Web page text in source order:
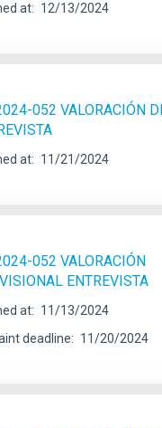
at 12/13/2024
052 VALORACIÓN
at 11/21/2024
052 VALORACIÓN
ENTREVISTA
at
11/13/2024
deadline
11/20/2024